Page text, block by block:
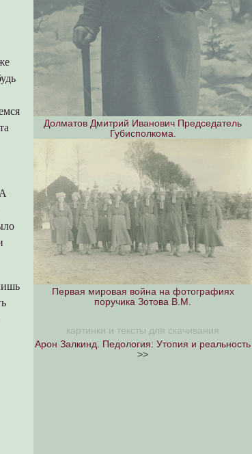
Долматов Дмитрий Иванович Председатель
Губисполкома.
Первая мировая война на фотографиях
поручика Зотова В.М.
картинки и тексты для скачивания
Арон Залкинд. Педология: Утопия и реальность
>>